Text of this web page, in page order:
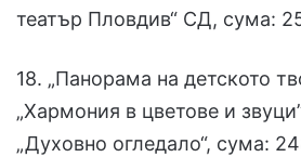
театър Пловдив“ СД, сума:
18. „Панорама на детското
„Хармония в цветове и
„Духовно огледало“, сума: